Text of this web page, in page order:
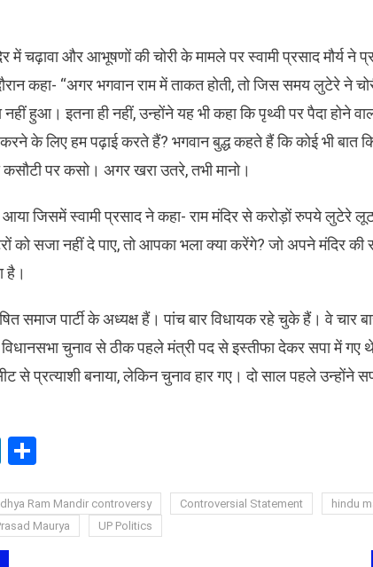
में चढ़ावा और आभूषणों की चोरी के मामले पर स्वामी प्रसाद मौर्य ने
कहा- “अगर भगवान राम में ताकत होती, तो जिस समय लुटेरे ने
हुआ। इतना ही नहीं, उन्होंने यह भी कहा कि पृथ्वी पर पैदा होने
के लिए हम पढ़ाई करते हैं? भगवान बुद्ध कहते हैं कि कोई भी बात
पर कसो। अगर खरा उतरे, तभी मानो।
आया जिसमें स्वामी प्रसाद ने कहा- राम मंदिर से करोड़ों रुपये लुटेरे
को सजा नहीं दे पाए, तो आपका भला क्या करेंगे? जो अपने मंदिर की
है।
समाज पार्टी के अध्यक्ष हैं। पांच बार विधायक रहे चुके हैं। वे चार
चुनाव से ठीक पहले मंत्री पद से इस्तीफा देकर सपा में गए
से प्रत्याशी बनाया, लेकिन चुनाव हार गए। दो साल पहले उन्होंने
LinkedIn
Ram Mandir controversy Controversial Statement hindu
Maurya UP Politics